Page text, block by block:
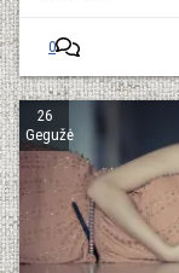
0
26
Gegužė